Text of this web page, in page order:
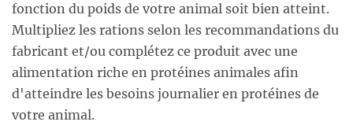
fonction du poids de votre animal soit bien atteint.
Multipliez les rations selon les recommandations du
fabricant et/ou complétez ce produit avec une
alimentation riche en protéines animales afin
d'atteindre les besoins journalier en protéines de
votre animal.